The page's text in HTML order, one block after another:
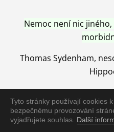
Tyto stránky používají cookies
bezpečnému provozování
vyjadřujete souhlas. Další
Nemoc není nic
Thomas Sydenham,
Nemoc je vyléčena jen